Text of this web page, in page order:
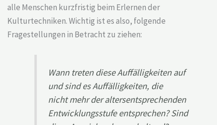
alle Menschen kurzfristig beim Erlernen der
Kulturtechniken. Wichtig ist es also, folgende
Fragestellungen in Betracht zu ziehen:
Wann treten diese Auffälligkeiten auf
und sind es Auffälligkeiten, die
nicht mehr der altersentsprechenden
Entwicklungsstufe entsprechen? Sind